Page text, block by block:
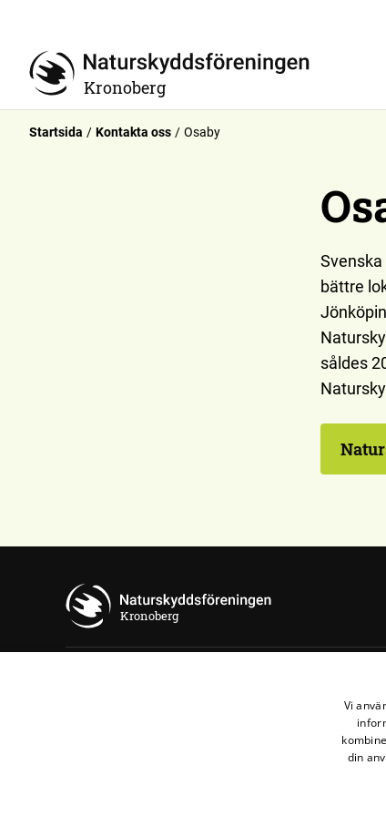
Kronoberg
Startsida Kontakta oss Osaby
bättre
såldes
Kronoberg
Vi
din